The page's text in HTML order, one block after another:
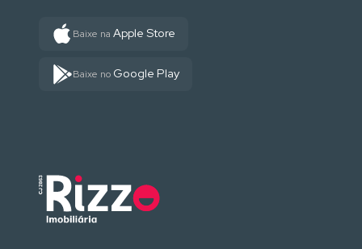
Baixe na Apple Store
Baixe no Google Play